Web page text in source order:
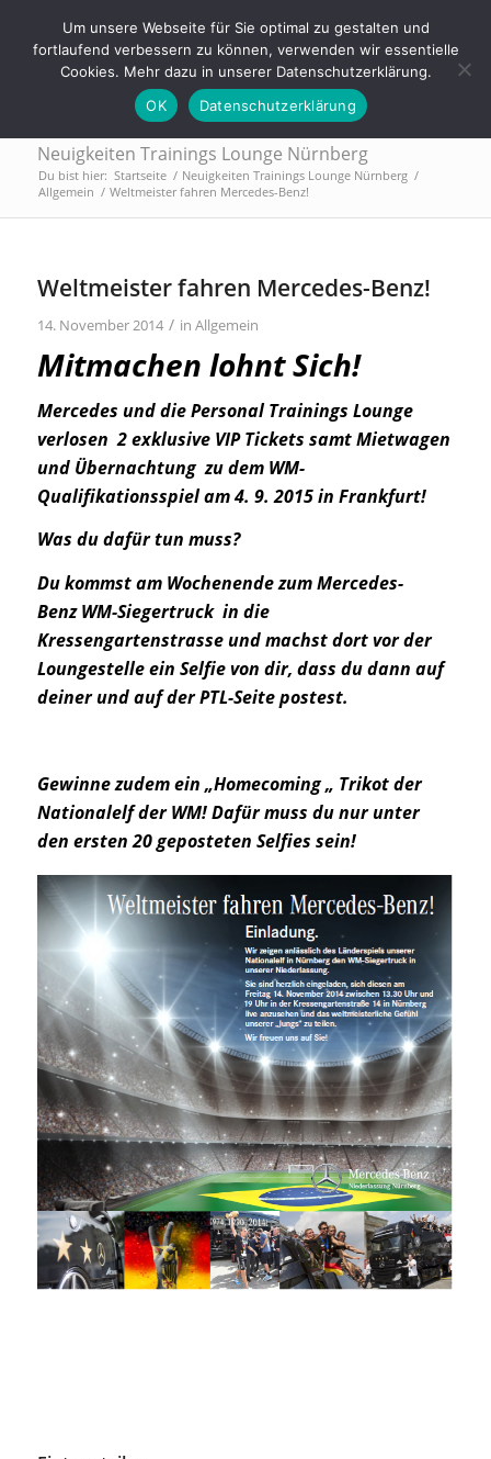
Tel.: 0911 - 2171 4565 | info@trainings-lounge.de
Neuigkeiten Trainings Lounge Nürnberg
Du bist hier: Startseite / Neuigkeiten Trainings Lounge Nürnberg /
Allgemein / Weltmeister fahren Mercedes-Benz!
Weltmeister fahren Mercedes-Benz!
14. November 2014 / in Allgemein
Mitmachen lohnt Sich!
Mercedes und die Personal Trainings Lounge
verlosen 2 exklusive VIP Tickets samt Mietwagen
und Übernachtung zu dem WM-
Qualifikationsspiel am 4. 9. 2015 in Frankfurt!
Was du dafür tun muss?
Du kommst am Wochenende zum Mercedes-
Benz WM-Siegertruck in die
Kressengartenstrasse und machst dort vor der
Loungestelle ein Selfie von dir, dass du dann auf
deiner und auf der PTL-Seite postest.
Gewinne zudem ein „Homecoming „ Trikot der
Nationalelf der WM! Dafür muss du nur unter
den ersten 20 geposteten Selfies sein!
Um unsere Webseite für Sie optimal zu gestalten und
fortlaufend verbessern zu können, verwenden wir essentielle
Cookies. Mehr dazu in unserer Datenschutzerklärung.
OK
Datenschutzerklärung